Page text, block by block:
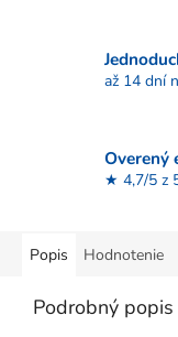
až 14 dní
Overený
★ 4,7/5 z
Popis Hodnotenie
Podrobný popis